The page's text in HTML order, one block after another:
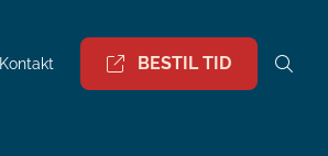
Kontakt BESTIL TID